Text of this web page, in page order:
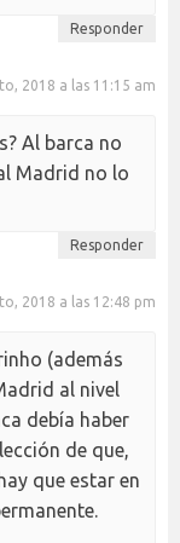
Responder
2018 a las 11:15 am
Al barca no
Madrid no lo
Responder
2018 a las 12:48 pm
(además
al nivel
debía haber
de que,
que estar en